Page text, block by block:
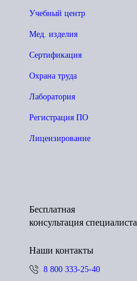
Учебный центр
Мед. изделия
Сертификация
Охрана труда
Лаборатория
Регистрация ПО
Лицензирование
Бесплатная
консультация специалиста
Наши контакты
8 800 333-25-40